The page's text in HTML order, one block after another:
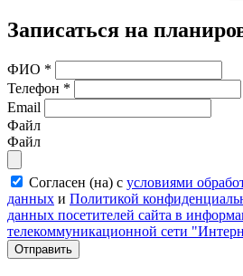
Записаться на
ФИО *
Телефон *
Email
Файл
Файл
Согласен (на) с условиями
данных и Политикой
данных посетителей сайта в
телекоммуникационной сети
Отправить